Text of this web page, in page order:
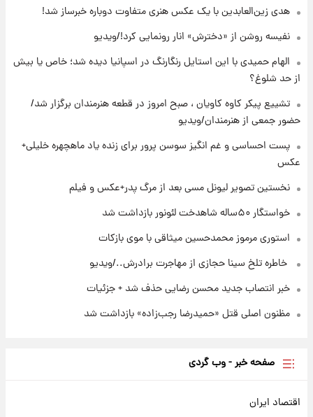
۲۲ ساعت پیش
خواستگار ۵۰ساله شاهدخت لئونور بازداشت شد
پدر+عکس و فیلم
۲۳ ساعت پیش
استوری مرموز محمدحسین میثاقی با موی
هدی زین‌العابدین با یک عکس هنری متفاوت دوباره خبرساز شد!
نفیسه روشن از «دخترش» انار رونمایی کرد!/ویدیو
الهام حمیدی با این استایل رنگارنگ در اسپانیا دیده شد؛ خاص یا بیش
از حد شلوغ؟
تشییع پیکر کاوه کاویان ، صبح امروز در قطعه هنرمندان برگزار شد/
حضور جمعی از هنرمندان/ویدیو
پست احساسی و غم انگیز سوسن پرور برای زنده یاد ماهچهره خلیلی+
عکس
نخستین تصویر لیونل مسی بعد از مرگ پدر+عکس و فیلم
خواستگار ۵۰ساله شاهدخت لئونور بازداشت شد
استوری مرموز محمدحسین میثاقی با موی بازکات
⁨ خاطره تلخ سینا حجازی از مهاجرت برادرش../ویدیو
خبر انتصاب جدید محسن رضایی حذف شد + جزئیات
مظنون اصلی قتل «حمیدرضا رجب‌زاده» بازداشت شد
صفحه خبر - وب گردی
اقتصاد ایران